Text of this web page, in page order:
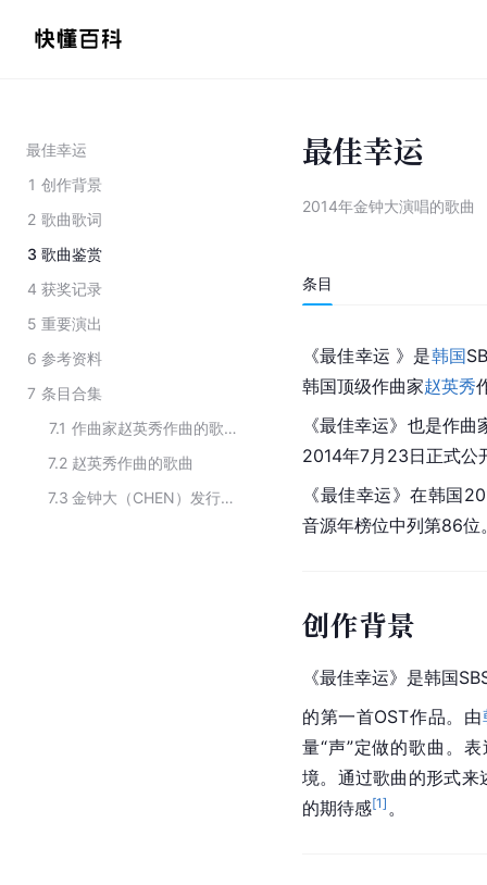
最佳幸运
1 创作背景
2 歌曲歌词
3 歌曲鉴赏
4 获奖记录
5 重要演出
6 参考资料
7 条目合集
7.1
作曲家赵英秀作曲的歌曲
7.2 赵英秀作曲的歌曲
7.3
金钟大（CHEN）发行的歌曲
最佳幸运
2014年金钟大演唱的歌曲
条目
《最佳幸运 》是韩国
韩国顶级作曲家赵英秀
《最佳幸运》也是作
2014年7月23日正式公
《最佳幸运》在韩国
音源年榜位中列第86位
创作背景
《最佳幸运》是韩国
的第一首OST作品。由
量“声”定做的歌曲。
境。通过歌曲的形式来
的期待感[1] 。